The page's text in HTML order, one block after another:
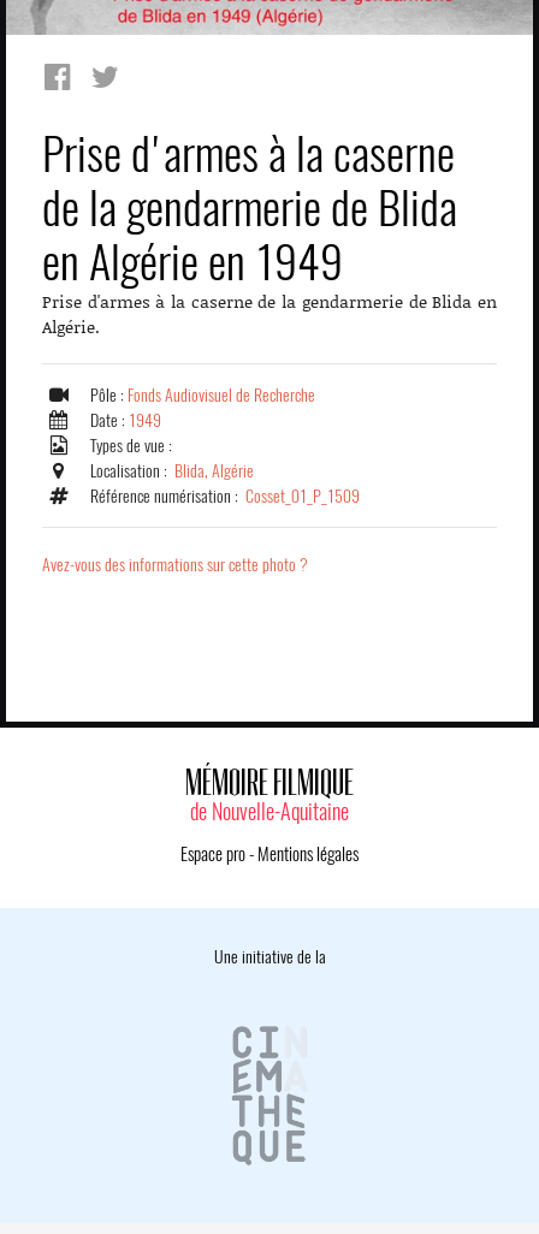
Prise d'armes à la caserne
de la gendarmerie de Blida
en Algérie en 1949
Prise d'armes à la caserne de la gendarmerie de Blida en
Algérie.
Pôle : Fonds Audiovisuel de Recherche
Date : 1949
Types de vue :
Localisation : Blida, Algérie
Référence numérisation : Cosset_01_P_1509
Avez-vous des informations sur cette photo ?
MÉMOIRE FILMIQUE
de Nouvelle-Aquitaine
Espace pro- Mentions légales
Une initiative de la